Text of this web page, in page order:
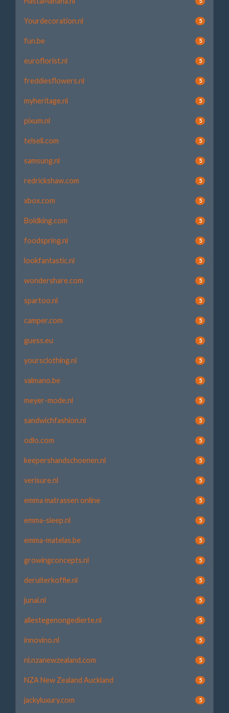
Yourdecoration.nl 5
fun.be 5
euroflorist.nl 5
freddiesflowers.nl 5
myheritage.nl 5
pixum.nl 5
telsell.com 5
samsung.nl 5
redrickshaw.com 5
xbox.com 5
Boldking.com 5
foodspring.nl 5
lookfantastic.nl 5
wondershare.com 5
spartoo.nl 5
camper.com 5
guess.eu 5
yoursclothing.nl 5
valmano.be 5
meyer-mode.nl 5
sandwichfashion.nl 5
odlo.com 5
keepershandschoenen.nl 5
verisure.nl 5
emma matrassen online 5
emma-sleep.nl 5
emma-matelas.be 5
growingconcepts.nl 5
deruiterkoffie.nl 5
junai.nl 5
allestegenongedierte.nl 5
innovino.nl 5
nl.nzanewzealand.com 5
NZA New Zealand Auckland 5
jackyluxury.com 5